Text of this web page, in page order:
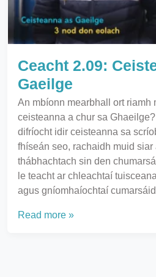
Ceacht 2.09:
Gaeilge
An mbíonn mearbhall ort riamh
ceisteanna a chur sa
difríocht idir ceisteanna sa
fhíseán seo, rachaidh muid siar
thábhachtach sin den
le teacht ar chleachtaí
agus gníomhaíochtaí
Read more »